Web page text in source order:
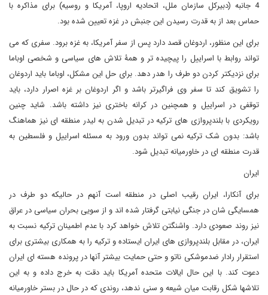
4 جانبه (دبیرکل سازمان ملل، اتحادیه اروپا، آمریکا و روسیه) برای مذاکره با
حماس بعد از به قدرت رسیدن این جنبش در غزه تعیین شده بود.
برای این منظور، اردوغان قصد دارد پس از سفر آمریکا، به غزه برود. سفری که می
تواند روابط با اسراییل را پیچیده تر و همۀ تلاش های سیاسی و شخصی اوباما
برای نزدیکتر کردن دو طرف را هدر دهد. برای حل این مشکل، اوباما باید اردوغان
را تشویق کند تا سفر وی فراگیرتر باشد و اگر اردوغان بر غزه اصرار دارد، باید
توقفی در اسراییل و همچنین در کرانه باختری نیز داشته باشد. شاید چنین
رویکردی با بلندپروازی های ترکیه در تبدیل شدن به لیدر منطقه ای نیز هماهنگ
باشد: بدون شک ترکیه نمی تواند بدون ورود به مسئله اسراییل و فلسطین به
قدرت منطقه ای در خاورمیانه تبدیل شود.
ایران
برای آنکارا، ایران رقیب اصلی در منطقه است آنهم در حالیکه دو طرف در
همسایگی شان در جنگی نیابتی گرفتار شده اند و از سویی بحران سیاسی در عراق
نیز روند صعودی دارد. واشنگتن تلاش خواهد کرد با عدم اطمینان ترکیه نسبت به
ایران، در مقابل بلندپروازی های ایران ایستاده و ترکیه را به همکاری بیشتری برای
استقرار رادار ضدموشکی ناتو و حتی حمایت بیشتر آنها در پرونده هسته ای ایران
دعوت کند. با این حال ایالات متحده آمریکا باید دقت به خرج داده و به این
تلاشها شکل رقابت میان شیعه و سنی ندهد، روندی که در حال در بستر خاورمیانه